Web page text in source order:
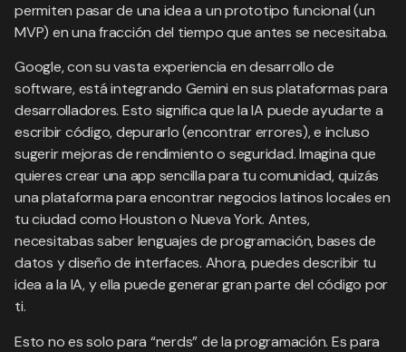
permiten pasar de una idea a un prototipo funcional (un
MVP) en una fracción del tiempo que antes se necesitaba.
Google, con su vasta experiencia en desarrollo de
software, está integrando Gemini en sus plataformas para
desarrolladores. Esto significa que la IA puede ayudarte a
escribir código, depurarlo (encontrar errores), e incluso
sugerir mejoras de rendimiento o seguridad. Imagina que
quieres crear una app sencilla para tu comunidad, quizás
una plataforma para encontrar negocios latinos locales en
tu ciudad como Houston o Nueva York. Antes,
necesitabas saber lenguajes de programación, bases de
datos y diseño de interfaces. Ahora, puedes describir tu
idea a la IA, y ella puede generar gran parte del código por
ti.
Esto no es solo para “nerds” de la programación. Es para